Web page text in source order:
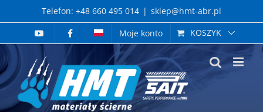
to
Telefon: +48 660 495 014 | sklep@hmt-abr.pl
Moje konto
KOSZYK